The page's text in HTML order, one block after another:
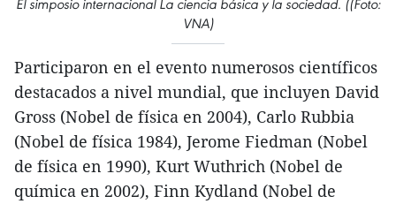
El simposio internacional La ciencia básica y la sociedad. ((Foto:
VNA)
Participaron en el evento numerosos científicos
destacados a nivel mundial, que incluyen David
Gross (Nobel de física en 2004), Carlo Rubbia
(Nobel de física 1984), Jerome Fiedman (Nobel
de física en 1990), Kurt Wuthrich (Nobel de
química en 2002), Finn Kydland (Nobel de